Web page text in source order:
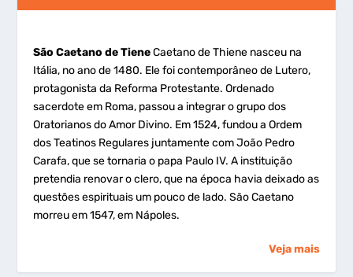
São Caetano de TieneCaetano de Thiene nasceu na
Itália, no ano de 1480. Ele foi contemporâneo de Lutero,
protagonista da Reforma Protestante. Ordenado
sacerdote em Roma, passou a integrar o grupo dos
Oratorianos do Amor Divino. Em 1524, fundou a Ordem
dos Teatinos Regulares juntamente com João Pedro
Carafa, que se tornaria o papa Paulo IV. A instituição
pretendia renovar o clero, que na época havia deixado as
questões espirituais um pouco de lado. São Caetano
morreu em 1547, em Nápoles.
Veja mais